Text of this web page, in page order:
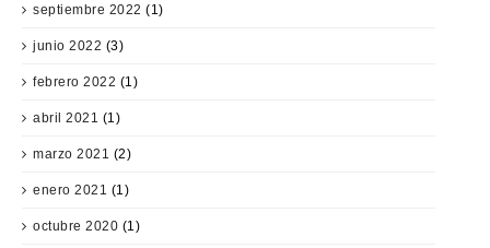
septiembre 2022 (1)
junio 2022 (3)
febrero 2022 (1)
abril 2021 (1)
marzo 2021 (2)
enero 2021 (1)
octubre 2020 (1)